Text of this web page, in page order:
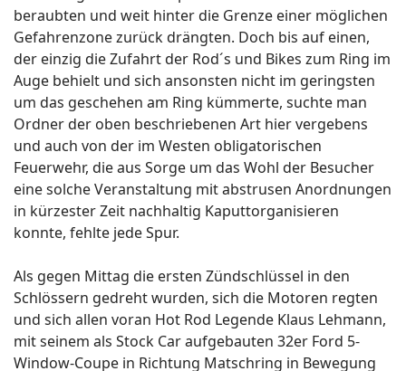
beraubten und weit hinter die Grenze einer möglichen
Gefahrenzone zurück drängten. Doch bis auf einen,
der einzig die Zufahrt der Rod´s und Bikes zum Ring im
Auge behielt und sich ansonsten nicht im geringsten
um das geschehen am Ring kümmerte, suchte man
Ordner der oben beschriebenen Art hier vergebens
und auch von der im Westen obligatorischen
Feuerwehr, die aus Sorge um das Wohl der Besucher
eine solche Veranstaltung mit abstrusen Anordnungen
in kürzester Zeit nachhaltig Kaputtorganisieren
konnte, fehlte jede Spur.
Als gegen Mittag die ersten Zündschlüssel in den
Schlössern gedreht wurden, sich die Motoren regten
und sich allen voran Hot Rod Legende Klaus Lehmann,
mit seinem als Stock Car aufgebauten 32er Ford 5-
Window-Coupe in Richtung Matschring in Bewegung